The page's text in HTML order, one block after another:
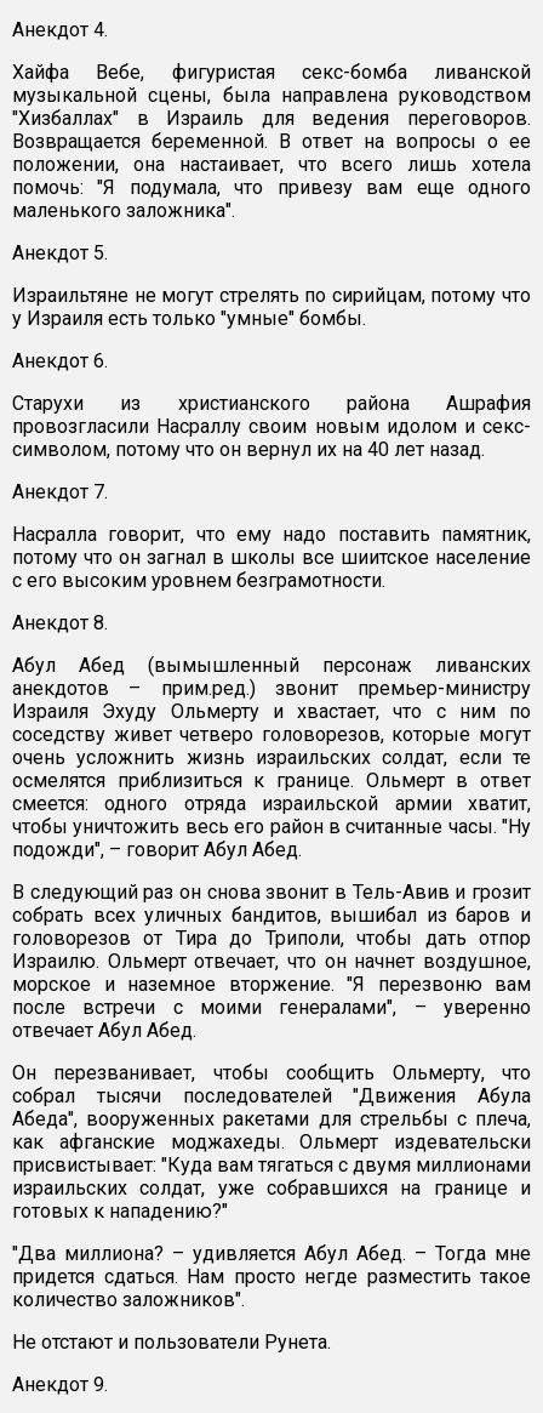
Анекдот 4.
Хайфа Вебе, фигуристая секс-бомба ливанской
музыкальной сцены, была направлена руководством
"Хизбаллах" в Израиль для ведения переговоров.
Возвращается беременной. В ответ на вопросы о ее
положении, она настаивает, что всего лишь хотела
помочь: "Я подумала, что привезу вам еще одного
маленького заложника".
Анекдот 5.
Израильтяне не могут стрелять по сирийцам, потому что
у Израиля есть только "умные" бомбы.
Анекдот 6.
Старухи из христианского района Ашрафия
провозгласили Насраллу своим новым идолом и секс-
символом, потому что он вернул их на 40 лет назад.
Анекдот 7.
Насралла говорит, что ему надо поставить памятник,
потому что он загнал в школы все шиитское население
с его высоким уровнем безграмотности.
Анекдот 8.
Абул Абед (вымышленный персонаж ливанских
анекдотов – прим.ред.) звонит премьер-министру
Израиля Эхуду Ольмерту и хвастает, что с ним по
соседству живет четверо головорезов, которые могут
очень усложнить жизнь израильских солдат, если те
осмелятся приблизиться к границе. Ольмерт в ответ
смеется: одного отряда израильской армии хватит,
чтобы уничтожить весь его район в считанные часы. "Ну
подожди", – говорит Абул Абед.
В следующий раз он снова звонит в Тель-Авив и грозит
собрать всех уличных бандитов, вышибал из баров и
головорезов от Тира до Триполи, чтобы дать отпор
Израилю. Ольмерт отвечает, что он начнет воздушное,
морское и наземное вторжение. "Я перезвоню вам
после встречи с моими генералами", – уверенно
отвечает Абул Абед.
Он перезванивает, чтобы сообщить Ольмерту, что
собрал тысячи последователей "Движения Абула
Абеда", вооруженных ракетами для стрельбы с плеча,
как афганские моджахеды. Ольмерт издевательски
присвистывает: "Куда вам тягаться с двумя миллионами
израильских солдат, уже собравшихся на границе и
готовых к нападению?"
"Два миллиона? – удивляется Абул Абед. – Тогда мне
придется сдаться. Нам просто негде разместить такое
количество заложников".
Не отстают и пользователи Рунета.
Анекдот 9.